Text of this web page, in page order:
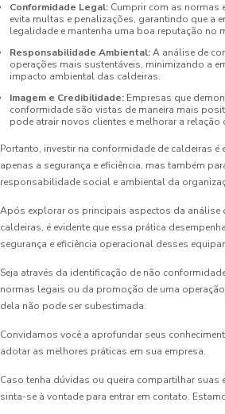
Conformidade Legal: Cumprir com as normas
evita multas e penalizações, garantindo que a
legalidade e mantenha uma boa reputação no
Responsabilidade Ambiental:A análise de
operações mais sustentáveis, minimizando a
impacto ambiental das caldeiras.
Imagem e Credibilidade: Empresas que
conformidade são vistas de maneira mais
pode atrair novos clientes e melhorar a
Portanto, investir na conformidade de caldeiras é
apenas a segurança e eficiência, mas também
responsabilidade social e ambiental da
Após explorar os principais aspectos da análise
caldeiras, é evidente que essa prática
segurança e eficiência operacional desses
Seja através da identificação de não
normas legais ou da promoção de uma
dela não pode ser subestimada.
Convidamos você a aprofundar seus
adotar as melhores práticas em sua empresa.
Caso tenha dúvidas ou queira compartilhar suas
sinta-se à vontade para entrar em contato.